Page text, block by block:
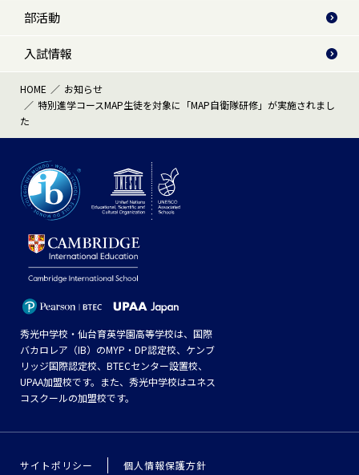
部活動
入試情報
HOME
お知らせ
特別進学コースMAP生徒を対象に「MAP自衛隊研修」が実施されまし
た
秀光中学校・仙台育英学園高等学校は、国際
バカロレア（IB）のMYP・DP認定校、ケンブ
リッジ国際認定校、BTECセンター設置校、
UPAA加盟校です。また、秀光中学校はユネス
コスクールの加盟校です。
サイトポリシー 個人情報保護方針